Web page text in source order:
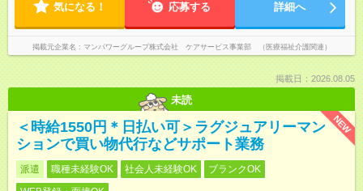
気になる！ 応募する 詳細へ
掲載元企業名 マンパワーグループ株式会社 ケアサービス事業部 （医療福祉介護関連）
掲載日：2026.08.05
未読
NEW
＜時給1550円＊日払い可＞ラグジュアリーマン
ションで買い物代行などサポート業務
派遣 職種未経験OK 社会人未経験OK
ブランクOK